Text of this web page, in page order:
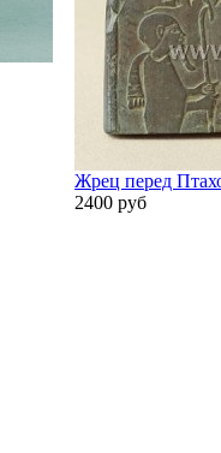
Жрец перед
2400 руб